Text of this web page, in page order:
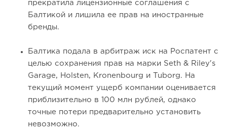
прекратила лицензионные соглашения с
Балтикой и лишила ее прав на иностранные
бренды.
Балтика подала в арбитраж иск на Роспатент с
целью сохранения прав на марки Seth & Riley's
Garage, Holsten, Kronenbourg и Tuborg. На
текущий момент ущерб компании оценивается
приблизительно в 100 млн рублей, однако
точные потери предварительно установить
невозможно.